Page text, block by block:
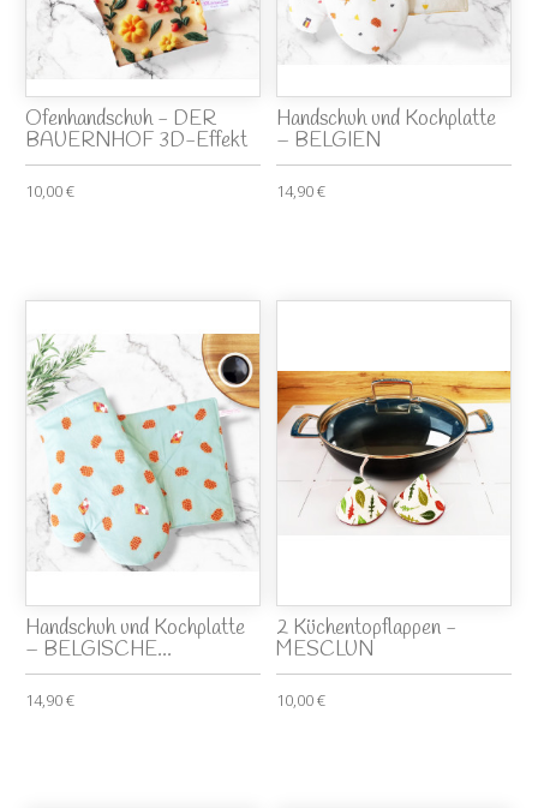
Ofenhandschuh - DER
BAUERNHOF 3D-Effekt
10,00 €
Handschuh und Kochplatte
– BELGIEN
14,90 €
Handschuh und Kochplatte
– BELGISCHE...
14,90 €
2 Küchentopflappen -
MESCLUN
10,00 €